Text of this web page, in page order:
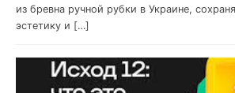
из бревна ручной рубки в Украине,
эстетику и […]